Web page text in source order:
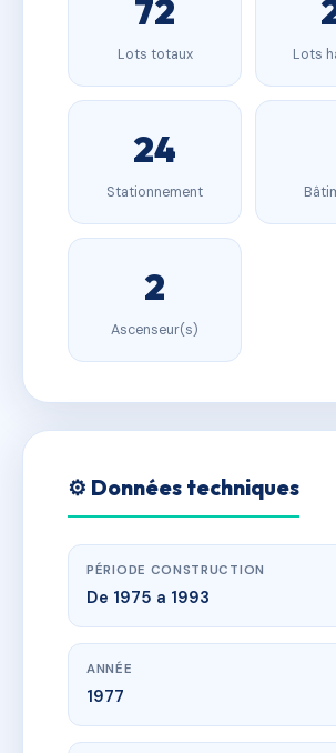
72
Lots totaux Lots
24
Stationnement
2
Ascenseur(s)
⚙️ Données techniques
PÉRIODE CONSTRUCTION
De 1975 a 1993
ANNÉE
1977